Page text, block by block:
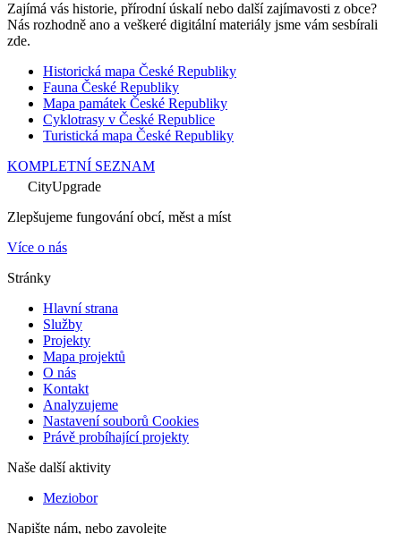
Zajímá vás historie, přírodní úskalí nebo další zajímavosti z obce?
Nás rozhodně ano a veškeré digitální materiály jsme vám sesbírali
zde.
Historická mapa České Republiky
Fauna České Republiky
Mapa památek České Republiky
Cyklotrasy v České Republice
Turistická mapa České Republiky
KOMPLETNÍ SEZNAM
CityUpgrade
Zlepšujeme fungování obcí, měst a míst
Více o nás
Stránky
Hlavní strana
Služby
Projekty
Mapa projektů
O nás
Kontakt
Analyzujeme
Nastavení souborů Cookies
Právě probíhající projekty
Naše další aktivity
Meziobor
Napište nám, nebo zavolejte